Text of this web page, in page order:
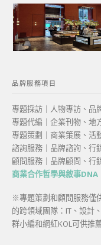
品牌服務項目
專題採訪｜人物專訪、品
專題代編｜企業刊物、地
專題策劃｜商業策展、活
諮詢服務｜品牌諮詢、行
顧問服務｜品牌顧問、行
商業合作哲學與敘事DNA
※專題策劃和顧問服務僅
的跨領域團隊：IT、設計
群小編和網紅KOL可供推